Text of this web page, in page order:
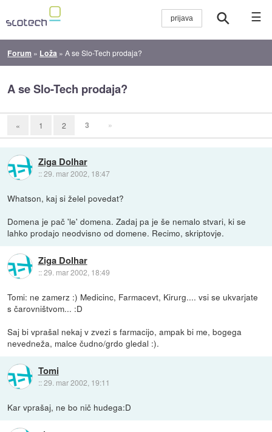
☰
Forum » Loža »A se Slo-Tech prodaja?
A se Slo-Tech prodaja?
« 1 2 3 »
Ziga Dolhar
::29. mar 2002, 18:47
Whatson, kaj si želel povedat?
Domena je pač 'le' domena. Zadaj pa je še nemalo stvari, ki se
lahko prodajo neodvisno od domene. Recimo, skriptovje.
Ziga Dolhar
::29. mar 2002, 18:49
Tomi: ne zamerz :) Medicinc, Farmacevt, Kirurg.... vsi se ukvarjate
s čarovništvom... :D
Saj bi vprašal nekaj v zvezi s farmacijo, ampak bi me, bogega
nevedneža, malce čudno/grdo gledal :).
Tomi
::29. mar 2002, 19:11
Kar vprašaj, ne bo nič hudega:D